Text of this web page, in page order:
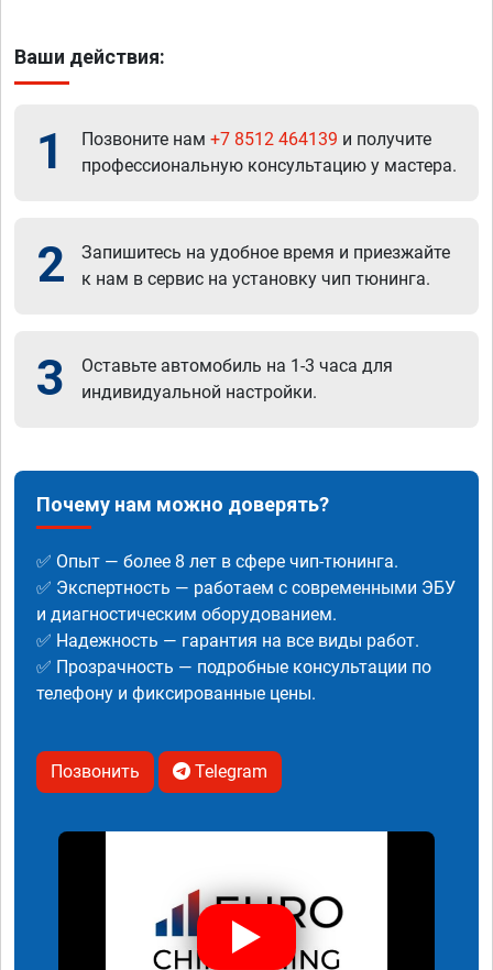
Ваши действия:
1 Позвоните нам +7 8512 464139 и получите
профессиональную консультацию у мастера.
2
Запишитесь на удобное время и приезжайте
к нам в сервис на установку чип тюнинга.
3
Оставьте автомобиль на 1-3 часа для
индивидуальной настройки.
Почему нам можно доверять?
✅ Опыт — более 8 лет в сфере чип-тюнинга.
✅ Экспертность — работаем с современными ЭБУ
и диагностическим оборудованием.
✅ Надежность — гарантия на все виды работ.
✅ Прозрачность — подробные консультации по
телефону и фиксированные цены.
Позвонить Telegram